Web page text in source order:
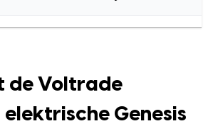
de Voltrade
Genesis